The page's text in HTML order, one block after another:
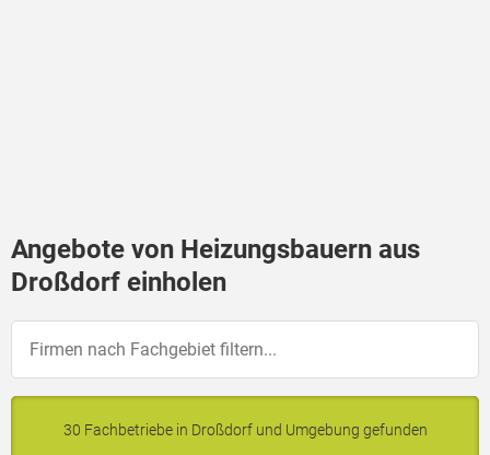
Angebote von Heizungsbauern aus
Droßdorf einholen
30 Fachbetriebe in Droßdorf und Umgebung gefunden